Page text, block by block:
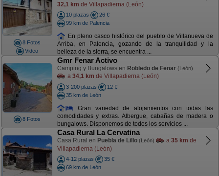
8 Fotos
Video
32,1 km de Villapadierna (León)
10 plazas
26 €
99 km de Palencia
En pleno casco histórico del pueblo de Villanueva de
Arriba, en Palencia, gozando de la tranquilidad y la
belleza de la sierra, se encuentra ...
8 Fotos
Gmr Fenar Activo
Camping y Bungalows en Robledo de Fenar (León)
a 34,1 km de Villapadierna (León)
3-200 plazas
12 €
35 km de León
Gran variedad de alojamientos con todas las
comodidades y extras. Albergue, cabañas de madera o
bungalows. Disponemos de todos los servicios ...
Casa Rural La Cervatina
Casa Rural en Puebla de Lillo (León) a 35 km de
Villapadierna (León)
4-12 plazas
35 €
69 km de León